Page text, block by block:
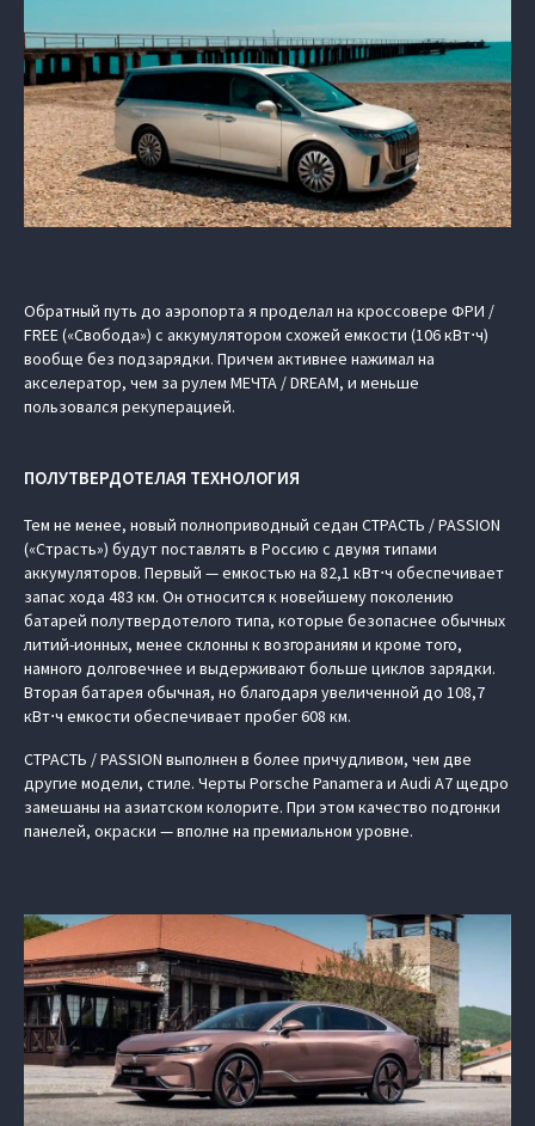
Обратный путь до аэропорта я проделал на кроссовере ФРИ /
FREE («Свобода») с аккумулятором схожей емкости (106 кВт⋅ч)
вообще без подзарядки. Причем активнее нажимал на
акселератор, чем за рулем МЕЧТА / DREAM, и меньше
пользовался рекуперацией.
ПОЛУТВЕРДОТЕЛАЯ ТЕХНОЛОГИЯ
Тем не менее, новый полноприводный седан СТРАСТЬ / PASSION
(«Страсть») будут поставлять в Россию с двумя типами
аккумуляторов. Первый — емкостью на 82,1 кВт⋅ч обеспечивает
запас хода 483 км. Он относится к новейшему поколению
батарей полутвердотелого типа, которые безопаснее обычных
литий-ионных, менее склонны к возгораниям и кроме того,
намного долговечнее и выдерживают больше циклов зарядки.
Вторая батарея обычная, но благодаря увеличенной до 108,7
кВт⋅ч емкости обеспечивает пробег 608 км.
СТРАСТЬ / PASSION выполнен в более причудливом, чем две
другие модели, стиле. Черты Porsche Panamera и Audi A7 щедро
замешаны на азиатском колорите. При этом качество подгонки
панелей, окраски — вполне на премиальном уровне.